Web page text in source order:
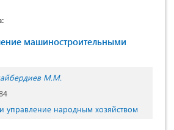
машиностроительными
М.М.
управление народным хозяйством